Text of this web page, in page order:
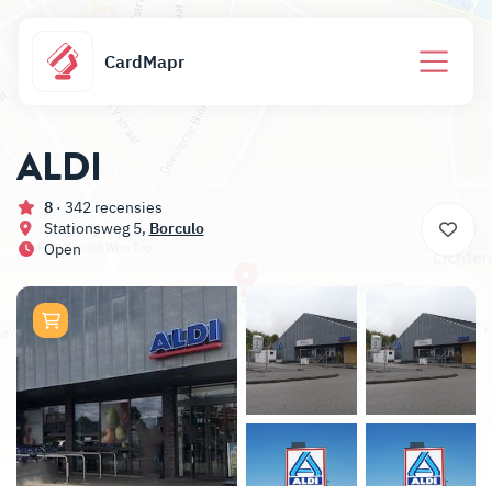
CardMapr
ALDI
8 · 342 recensies
Stationsweg 5, Borculo
Open